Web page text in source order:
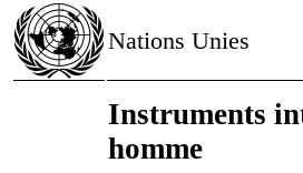
Nations Unies
Instruments
homme